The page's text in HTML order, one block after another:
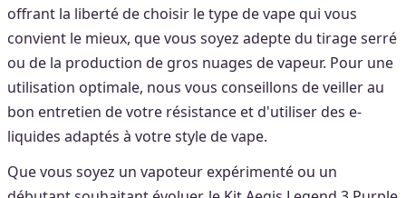
offrant la liberté de choisir le type de vape qui vous
convient le mieux, que vous soyez adepte du tirage serré
ou de la production de gros nuages de vapeur. Pour une
utilisation optimale, nous vous conseillons de veiller au
bon entretien de votre résistance et d'utiliser des e-
liquides adaptés à votre style de vape.
Que vous soyez un vapoteur expérimenté ou un